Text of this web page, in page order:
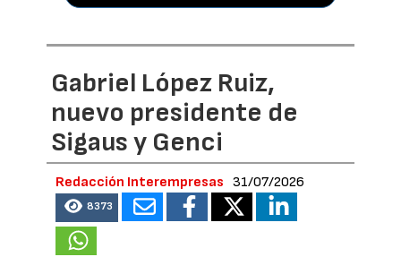
Gabriel López Ruiz,
nuevo presidente de
Sigaus y Genci
Redacción Interempresas 31/07/2026
8373